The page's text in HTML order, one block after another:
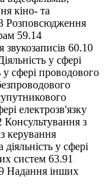
кіно- та
Розповсюдження
59.14
60.10
у сфері
у сфері проводового
електрозв'язку
з
керування
у сфері
систем 63.91
Надання інших